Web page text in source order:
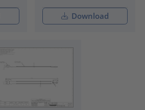
Download